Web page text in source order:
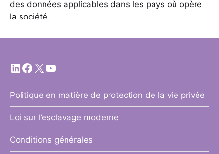
des données applicables dans les pays où opère
la société.
Politique en matière de protection de la vie privée
Loi sur l’esclavage moderne
Conditions générales